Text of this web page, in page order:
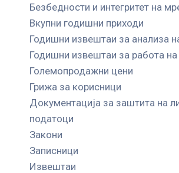
Безбедности и интегритет на
Вкупни годишни приходи
Годишни извештаи за анализа
Годишни извештаи за работа
Големопродажни цени
Грижа за корисници
Документација за заштита на
податоци
Закони
Записници
Извештаи